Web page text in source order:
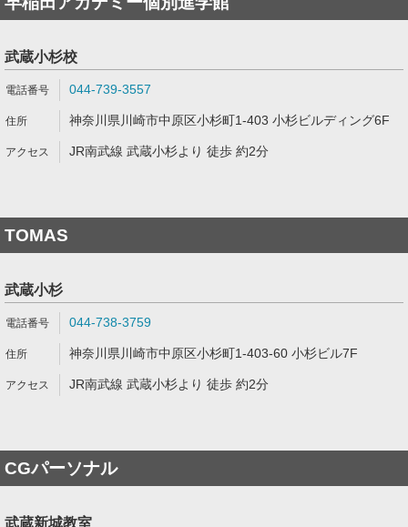
武蔵小杉校
044-739-3557
神奈川県川崎市中原区小杉町1-403 小杉ビルディング6F
JR南武線 武蔵小杉より 徒歩 約2分
TOMAS
武蔵小杉
044-738-3759
神奈川県川崎市中原区小杉町1-403-60 小杉ビル7F
JR南武線 武蔵小杉より 徒歩 約2分
CGパーソナル
武蔵新城教室